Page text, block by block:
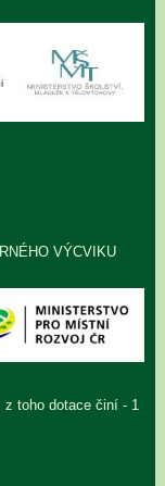
VÝCVIKU
z toho dotace činí - 1